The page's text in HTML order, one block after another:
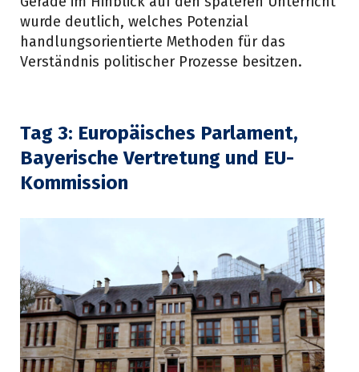
wurde deutlich, welches Potenzial
handlungsorientierte Methoden für das
Verständnis politischer Prozesse besitzen.
Tag 3: Europäisches Parlament,
Bayerische Vertretung und EU-
Kommission